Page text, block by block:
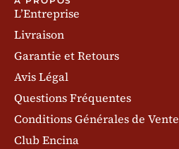
L’Entreprise
Livraison
Garantie et Retours
Avis Légal
Questions Fréquentes
Conditions Générales de Vente
Club Encina